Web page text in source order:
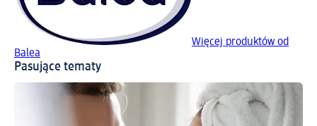
Więcej produktów od
Balea
Pasujące tematy